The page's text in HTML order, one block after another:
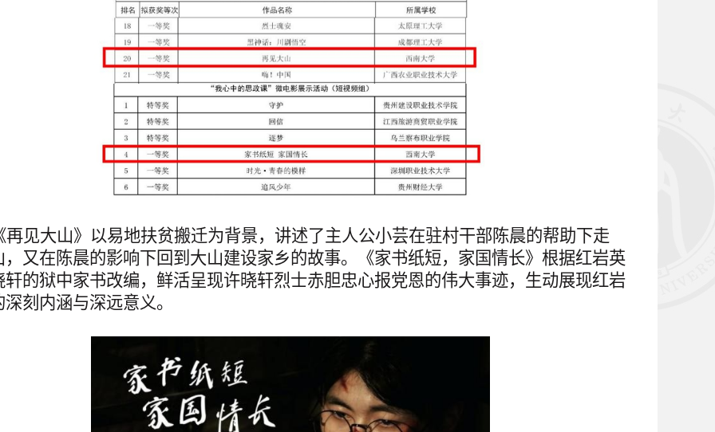
再见大山》以易地扶贫搬迁为背景，讲述了主人公小芸在驻村干部陈晨的帮助下走
，又在陈晨的影响下回到大山建设家乡的故事。《家书纸短，家国情长》根据红岩英
轩的狱中家书改编，鲜活呈现许晓轩烈士赤胆忠心报党恩的伟大事迹，生动展现红岩
刻内涵与深远意义。